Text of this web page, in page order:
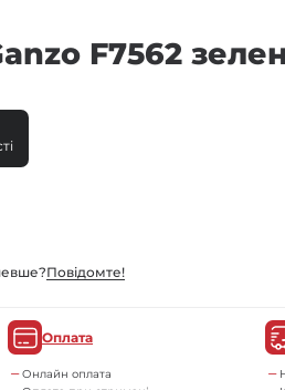
F7562
Повiдомте!
Оплата
Онлайн оплата